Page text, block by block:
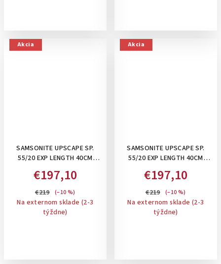
Akcia
SAMSONITE UPSCAPE SP.
55/20 EXP LENGTH 40CM
ROZŠÍRITEĽNÝ: BLUE NIGHTS
€197,10
€219 (–10 %)
Na externom sklade (2-3
týždne)
Akcia
SAMSONITE UPSCAPE SP.
55/20 EXP LENGTH 40CM
ROZŠÍRITEĽNÝ: BLACK-
€197,10
€219 (–10 %)
Na externom sklade (2-3
týždne)